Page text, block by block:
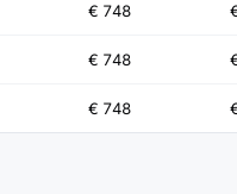
€ 748
€ 748
€ 748